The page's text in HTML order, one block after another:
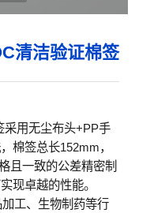
清洁验证棉签
采用无尘布头+PP手
棉签总长152mm，
且一致的公差精密制
现卓越的性能。
工、生物制药等行